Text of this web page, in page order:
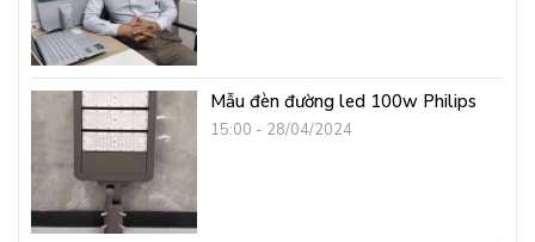
Mẫu đèn đường led 100w Philips
15:00 - 28/04/2024